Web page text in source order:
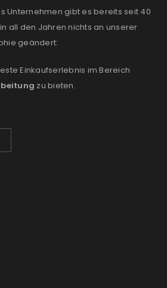
Unternehmen gibt es bereits seit 40
all den Jahren nichts an unserer
geändert:
Einkaufserlebnis im Bereich
zu bieten.